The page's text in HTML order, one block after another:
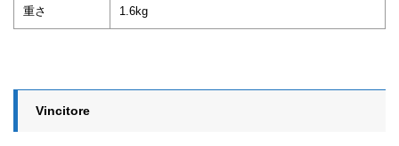
重さ 1.6kg
Vincitore